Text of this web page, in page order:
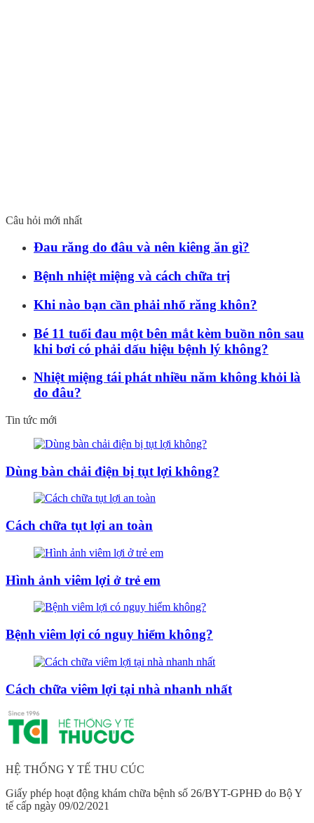
Câu hỏi mới nhất
Đau răng do đâu và nên kiêng ăn gì?
Bệnh nhiệt miệng và cách chữa trị
Khi nào bạn cần phải nhổ răng khôn?
Bé 11 tuổi đau một bên mắt kèm buồn nôn sau
khi bơi có phải dấu hiệu bệnh lý không?
Nhiệt miệng tái phát nhiều năm không khỏi là
do đâu?
Tin tức mới
Dùng bàn chải điện bị tụt lợi không?
Cách chữa tụt lợi an toàn
Hình ảnh viêm lợi ở trẻ em
Bệnh viêm lợi có nguy hiểm không?
Cách chữa viêm lợi tại nhà nhanh nhất
HỆ THỐNG Y TẾ THU CÚC
Giấy phép hoạt động khám chữa bệnh số 26/BYT-GPHĐ do Bộ Y
tế cấp ngày 09/02/2021